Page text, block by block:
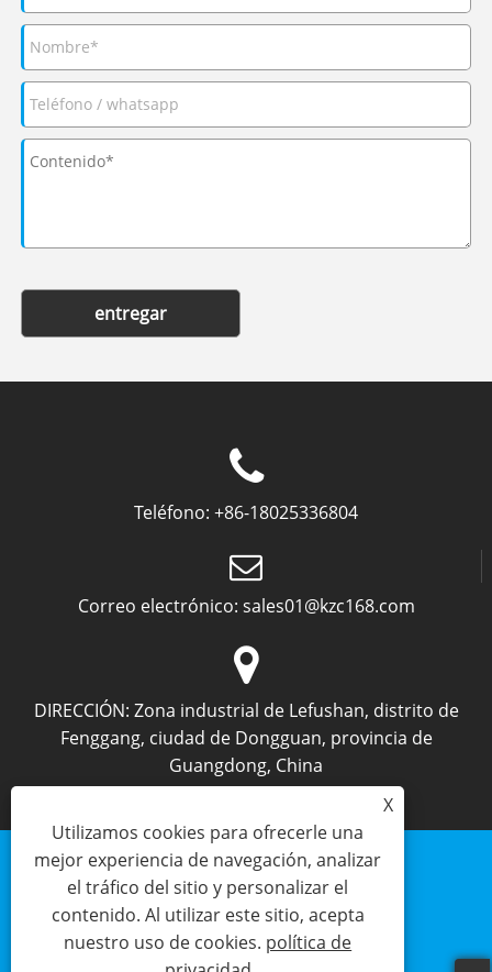
entregar
Teléfono: +86-18025336804
Correo electrónico: sales01@kzc168.com
DIRECCIÓN: Zona industrial de Lefushan, distrito de
Fenggang, ciudad de Dongguan, provincia de
Guangdong, China
Sitemap política de privacidad
X
Utilizamos cookies para ofrecerle una
mejor experiencia de navegación, analizar
el tráfico del sitio y personalizar el
contenido. Al utilizar este sitio, acepta
nuestro uso de cookies. política de